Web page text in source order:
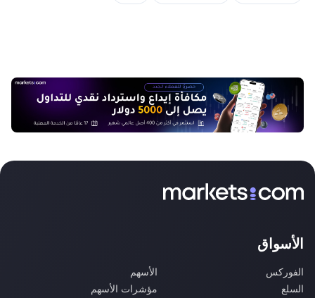
الأسواق
الفوركس
الأسهم
السلع
مؤشرات الأسهم